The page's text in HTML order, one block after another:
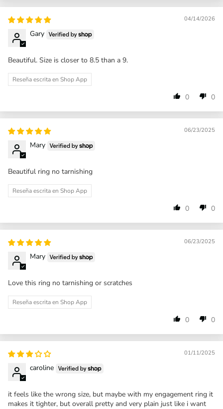
04/14/2026
Gary
Beautiful. Size is closer to 8.5 than a 9.
Reseña escrita en Shop App
0 0
06/23/2025
Mary
Beautiful ring no tarnishing
Reseña escrita en Shop App
0 0
06/23/2025
Mary
Love this ring no tarnishing or scratches
Reseña escrita en Shop App
0 0
01/11/2025
caroline
it feels like the wrong size, but maybe with my engagement ring it
makes it tighter, but overall pretty and very plain just like i want